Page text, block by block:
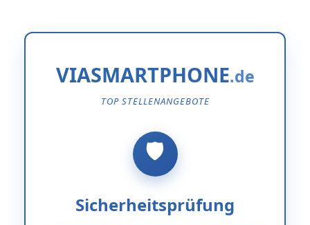
VIASMARTPHONE
TOP STELLENANGEBOTE
Sicherheitsprüfung